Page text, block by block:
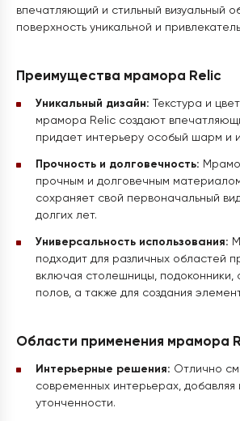
впечатляющий и стильный визуальный
поверхность уникальной и
Преимущества мрамора Relic
Уникальный дизайн: Текстура и
мрамора Relic создают
придает интерьеру особый шарм и
Прочность и долговечность:
прочным и долговечным
сохраняет свой первоначальный
долгих лет.
Универсальность использования:
подходит для различных областей
включая столешницы, подоконники,
полов, а также для создания
Области применения мрамора
Интерьерные решения: Отлично
современных интерьерах, добавляя
утонченности.